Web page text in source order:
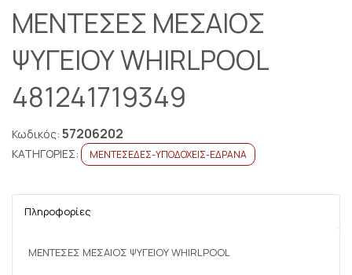
ΜΕΝΤΕΣΕΣ ΜΕΣΑΙΟΣ
ΨΥΓΕΙΟΥ WHIRLPOOL
481241719349
Κωδικός: 57206202
ΚΑΤΗΓΟΡΙΕΣ: ΜΕΝΤΕΣΕΔΕΣ-ΥΠΟΔΟΧΕΙΣ-ΕΔΡΑΝΑ
Πληροφορίες
ΜΕΝΤΕΣΕΣ ΜΕΣΑΙΟΣ ΨΥΓΕΙΟΥ WHIRLPOOL